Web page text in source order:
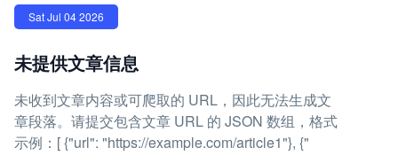
Sat Jul 04 2026
未提供文章信息
未收到文章内容或可爬取的 URL，因此无法生成文
章段落。请提交包含文章 URL 的 JSON 数组，格式
示例：[ {"url": "https://example.com/article1"}, {"